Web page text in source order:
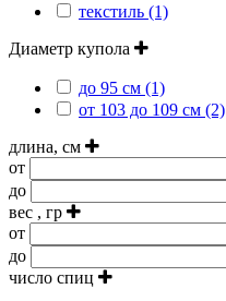
текстиль (1)
Диаметр купола
до 95 см (1)
от 103 до 109 см (2)
длина, см
от
до
вес , гр
от
до
число спиц